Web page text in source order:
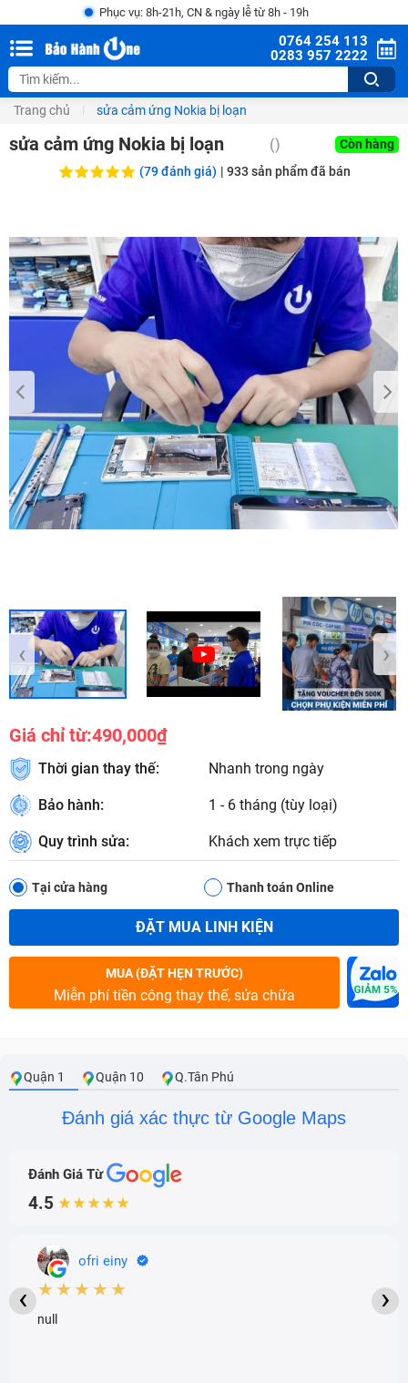
Phục vụ: 8h-21h, CN & ngày lễ từ 8h - 19h
0764 254 113
0283 957 2222
Trang chủ sửa cảm ứng Nokia bị loạn
sửa cảm ứng Nokia bị loạn ()
Còn hàng
(79 đánh giá) | 933 sản phẩm đã bán
‹ ›
Giá chỉ từ:490,000₫
Thời gian thay thế: Nhanh trong ngày
Bảo hành: 1 - 6 tháng (tùy loại)
Quy trình sửa: Khách xem trực tiếp
Tại cửa hàng Thanh toán Online
ĐẶT MUA LINH KIỆN
MUA (ĐẶT HẸN TRƯỚC)
Miễn phí tiền công thay thế, sửa chữa
Quận 1 Quận 10 Q.Tân Phú
Đánh giá xác thực từ Google Maps
Đánh Giá Từ
4.5 ★★★★★
ofri einy
★★★★★
null
‹ ›